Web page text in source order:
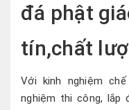
đá phật
tín,chất
Với kinh nghiệm
nghiệm thi công, lắp